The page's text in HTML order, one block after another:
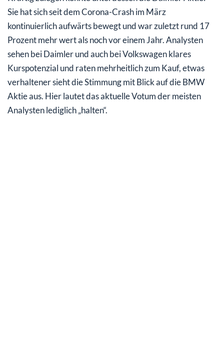
Sie hat sich seit dem Corona-Crash im März
kontinuierlich aufwärts bewegt und war zuletzt rund 17
Prozent mehr wert als noch vor einem Jahr. Analysten
sehen bei Daimler und auch bei Volkswagen klares
Kurspotenzial und raten mehrheitlich zum Kauf, etwas
verhaltener sieht die Stimmung mit Blick auf die BMW
Aktie aus. Hier lautet das aktuelle Votum der meisten
Analysten lediglich „halten“.